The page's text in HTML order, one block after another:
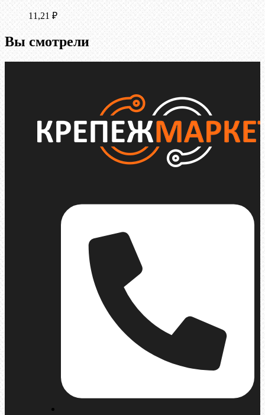
11,21 ₽
Вы смотрели